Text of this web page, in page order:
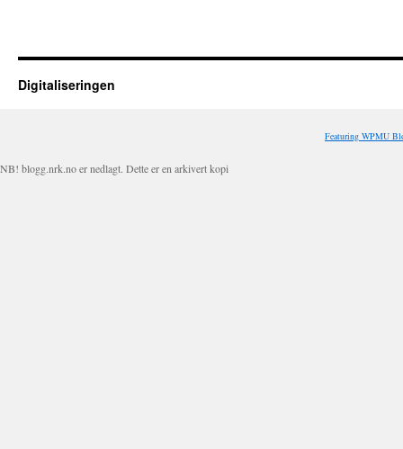
Digitaliseringen
Featuring WPMU
NB! blogg.nrk.no er nedlagt. Dette er en arkivert kopi